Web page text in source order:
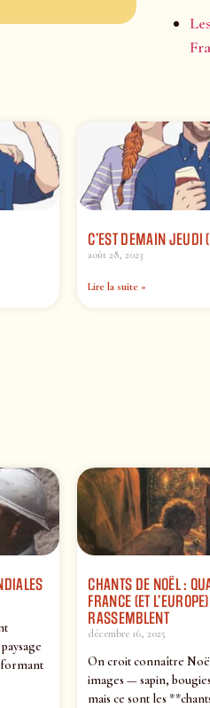
C’EST DEMAIN JEUDI
août 28, 2023
Lire la suite »
CHANTS DE NOËL :
FRANCE (ET
RASSEMBLENT
décembre 16, 2025
On croit connaître
images — sapin,
mais ce sont les